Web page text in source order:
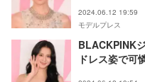
2024.06.12 19:59
モデルプレス
BLACKPINK
ドレス姿で可